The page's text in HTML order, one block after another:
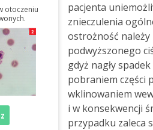
otoczeniu
pacjenta
znieczulenia
ostrożność należy
podwyższonego
gdyż nagły
pobraniem części
wklinowaniem
i w konsekwencji
przypadku zaleca